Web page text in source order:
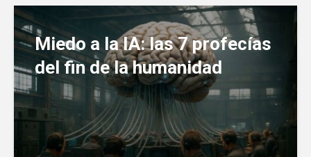
Miedo a la IA: las 7 profecías
del fin de la humanidad